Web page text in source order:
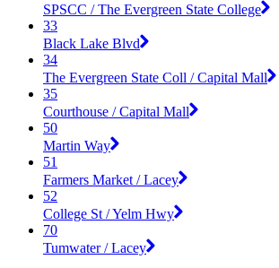
SPSCC / The Evergreen State College
33
Black Lake Blvd
34
The Evergreen State Coll / Capital Mall
35
Courthouse / Capital Mall
50
Martin Way
51
Farmers Market / Lacey
52
College St / Yelm Hwy
70
Tumwater / Lacey